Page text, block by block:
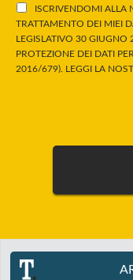
ISCRIVENDOMI ALLA
TRATTAMENTO DEI MIEI
LEGISLATIVO 30 GIUGNO
PROTEZIONE DEI DATI
2016/679). LEGGI LA